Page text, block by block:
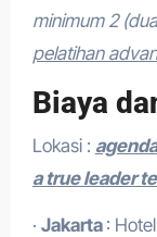
minimum 2
pelatihan
Biaya
Lokasi :
a true leader
· Jakarta :